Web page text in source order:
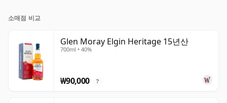
소매점 비교
Glen Moray Elgin Heritage 15년산
700ml • 40%
₩90,000 ?